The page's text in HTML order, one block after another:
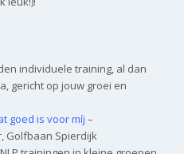
individuele training, al dan
gericht op jouw groei en
goed is voor míj –
Golfbaan Spierdijk